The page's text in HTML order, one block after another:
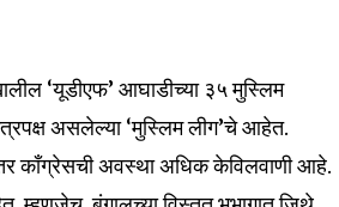
‘यूडीएफ’ आघाडीच्या ३५ मुस्लिम
असलेल्या ‘मुस्लिम लीग’चे आहेत.
काँग्रेसची अवस्था अधिक केविलवाणी आहे.